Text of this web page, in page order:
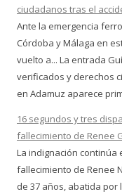
ciudadanos tras el
Ante la emergencia
Córdoba y Málaga en
vuelto a... La entrada
verificados y derechos
en Adamuz aparece
16 segundos y tres
fallecimiento de Renee
La indignación continúa
fallecimiento de Renee
de 37 años, abatida por